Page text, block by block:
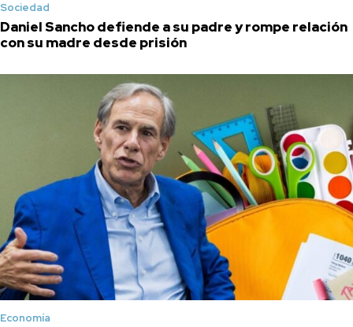
Sociedad
Daniel Sancho defiende a su padre y rompe relación
con su madre desde prisión
Economía